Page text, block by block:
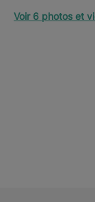
Voir 6 photos et